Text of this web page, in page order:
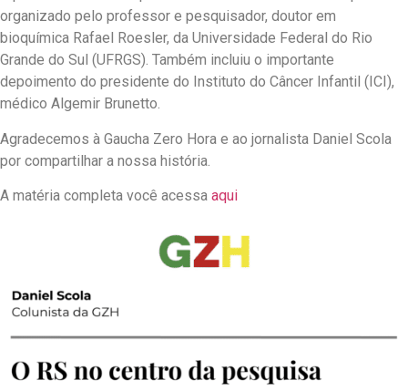
organizado pelo professor e pesquisador, doutor em
bioquímica Rafael Roesler, da Universidade Federal do Rio
Grande do Sul (UFRGS). Também incluiu o importante
depoimento do presidente do Instituto do Câncer Infantil (ICI),
médico Algemir Brunetto.
Agradecemos à Gaucha Zero Hora e ao jornalista Daniel Scola
por compartilhar a nossa história.
A matéria completa você acessa aqui